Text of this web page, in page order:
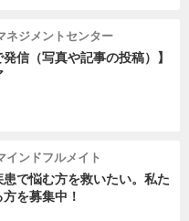
ネジメントセンター
信（写真や記事の投稿）】
インドフルメイト
で悩む方を救いたい。私た
を募集中！